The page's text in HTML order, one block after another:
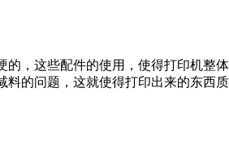
，这些配件的使用，使得打印机
的问题，这就使得打印出来的东西